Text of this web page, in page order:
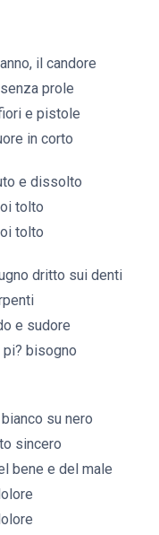
il candore
prole
e pistole
in corto
e dissolto
tolto
tolto
dritto sui denti
e sudore
pi? bisogno
su nero
sincero
bene e del male